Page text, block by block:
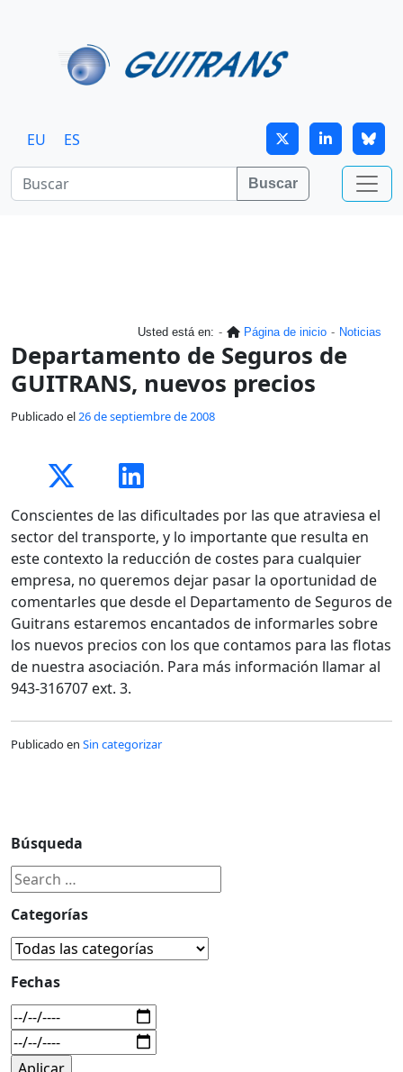
EU ES
Buscar
Usted está en: Página de inicio Noticias
Departamento de Seguros de
GUITRANS, nuevos precios
Publicado el26 de septiembre de 2008
Conscientes de las dificultades por las que atraviesa el
sector del transporte, y lo importante que resulta en
este contexto la reducción de costes para cualquier
empresa, no queremos dejar pasar la oportunidad de
comentarles que desde el Departamento de Seguros de
Guitrans estaremos encantados de informarles sobre
los nuevos precios con los que contamos para las flotas
de nuestra asociación. Para más información llamar al
943-316707 ext. 3.
Publicado en Sin categorizar
Búsqueda
Categorías
Fechas